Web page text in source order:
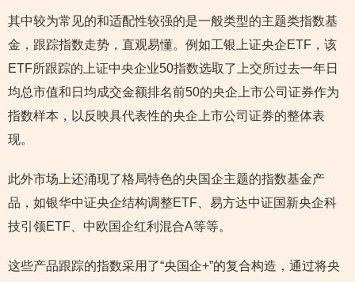
其中较为常见的和适配性较强的是一般类型的主题类指数基
金，跟踪指数走势，直观易懂。例如工银上证央企ETF，该
ETF所跟踪的上证中央企业50指数选取了上交所过去一年日
均总市值和日均成交金额排名前50的央企上市公司证券作为
指数样本，以反映具代表性的央企上市公司证券的整体表
现。
此外市场上还涌现了格局特色的央国企主题的指数基金产
品，如银华中证央企结构调整ETF、易方达中证国新央企科
技引领ETF、中欧国企红利混合A等等。
这些产品跟踪的指数采用了“央国企+”的复合构造，通过将央